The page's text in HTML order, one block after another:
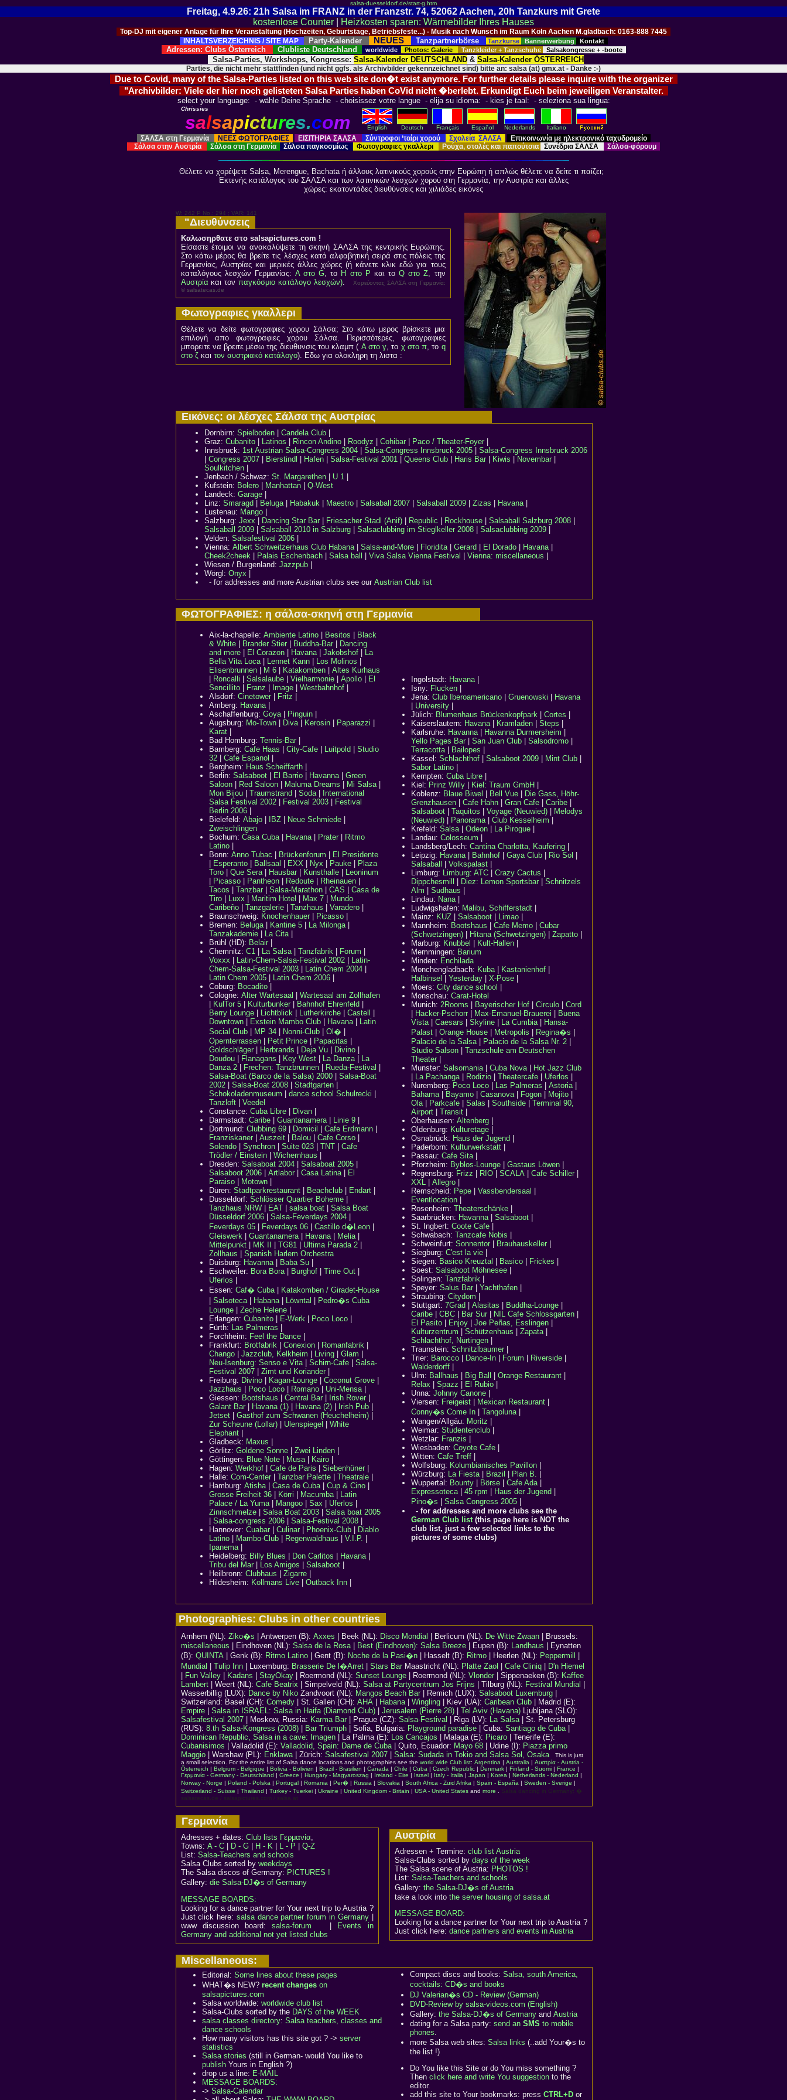
salsa-duesseldorf.de/start-g.htm
Freitag, 4.9.26: 21h Salsa im FRANZ in der Franzstr. 74, 52062 Aachen, 20h Tanzkurs mit Grete
kostenlose Counter
Heizkosten sparen: Wärmebilder Ihres Hauses
Top-DJ mit eigener Anlage für Ihre Veranstaltung (Hochzeiten, Geburtstage, Betriebsfeste...) - Musik nach Wunsch im Raum Köln Aachen M.gladbach: 0163-888 7445
INHALTSVERZEICHNIS / SITE MAP
Party-Kalender NEUES Tanzpartnerbörse Tanzkurse Bannerwerbung Kontakt
Adressen: Clubs Österreich Clubliste Deutschland worldwide Photos: Galerie Tanzkleider + Tanzschuhe Salsakongresse + -boote
Salsa-Parties, Workshops, Kongresse: Salsa-Kalender DEUTSCHLAND & Salsa-Kalender ÖSTERREICH
Parties, die nicht mehr stattfinden (und nicht ggfs. als Archivbilder gekennzeichnet sind) bitte an: salsa (at) gmx.at - Danke :-)
Due to Covid, many of the Salsa-Parties listed on this web site don�t exist anymore. For further details please inquire with the organizer
"Archivbilder: Viele der hier noch gelisteten Salsa Parties haben CoVid nicht �berlebt. Erkundigt Euch beim jeweiligen Veranstalter.
select your language: - wähle Deine Sprache - choisissez votre langue - elija su idioma: - kies je taal: - seleziona sua lingua:
Chrissies
salsapictures.com English Deutsch Français Español Nederlands Italiano
ΣΑΛΣΑ στη Γερμανία ΝΕΕΣ ΦΩΤΟΓΡΑΦΙΕΣ ΕΙΣΙΤΗΡΙΑ ΣΑΛΣΑ Σύντροφοι ‘ταίρι χορού Σχολεία ΣΑΛΣΑ
Επικοινωνία με ηλεκτρονικό ταχυδρομείο
Σάλσα στην Αυστρία
Σάλσα στη Γερμανία Σάλσα παγκοσμίως Φωτογραφιες γκαλλερι Ρούχα, στολές και παπούτσια Συνέδρια ΣΑΛΣΑ Σάλσα-φόρουμ
Θέλετε να χορέψετε Salsa, Merengue, Bachata ή άλλους λατινικούς χορούς στην Ευρώπη ή απλώς θέλετε να δείτε τι παίζει;
Εκτενής κατάλογος του ΣΑΛΣΑ και των λατινικών λεσχών χορού στη Γερμανία, την Αυστρία και άλλες
χώρες: εκατοντάδες διευθύνσεις και χιλιάδες εικόνες
W: 242 P No.: 294 ; VAR: 141
"Διευθύνσεις
Καλωσηρθατε στο salsapictures.com !
Είσαστε έτοιμοι να ανακαλύψετε τη σκηνή ΣΑΛΣΑ της κεντρικής Ευρώπης.
Στο κάτω μέρος θα βρείτε τις λέσχες κατά αλφαβητική σειρά στις πόλεις της
Γερμανίας, Αυστρίας και μερικές άλλες χώρες (ή κάνετε κλικ εδώ για τους
καταλόγους λεσχών Γερμανίας: Α στο G, το H στο P και τοQ στο Z, την
Αυστρία και τον παγκόσμιο κατάλογο λεσχών).Χορεύοντας ΣΑΛΣΑ στη Γερμανία:
© salsatecas.de
Φωτογραφιες γκαλλερι
Θέλετε να δείτε φωτογραφιες χορου Σάλσα; Στο κάτω μερος βρίσκετε μια
επιλογή απο φωτογραφιες χορου Σάλσα. Περισσότερες, φωτογραφιες
μπορειτε να βρειτε μέσω της διευθυνσις του κλαμπ ( Α στο γ, το χ στο π, το q
στο ζκαι τον αυστριακό κατάλογο). Εδω για ολοκληρη τη λιστα :
Εικόνες: οι λέσχες Σάλσα της Αυστρίας
Dornbirn: Spielboden| Candela Club|
Graz: Cubanito| Latinos Rincon Andino| Roodyz Cohibar| Paco / Theater-Foyer|
Innsbruck: 1st Austrian Salsa-Congress 2004| Salsa-Congress Innsbruck 2005| Salsa-Congress Innsbruck 2006
Congress 2007| Bierstindl Hafen| Salsa-Festival 2001| Queens Club| Haris Bar| Kiwis Novembar|
Soulkitchen|
Jenbach / Schwaz: St. Margarethen| U 1|
Kufstein: Bolero| Manhattan| Q-West
Landeck: Garage|
Linz: Smaragd Beluga| Habakuk| Maestro| Salsaball 2007| Salsaball 2009| Zizas Havana|
Lustenau: Mango|
Salzburg: Jexx| Dancing Star Bar| Friesacher Stadl (Anif)| Republic Rockhouse| Salsaball Salzburg 2008|
Salsaball 2009| Salsaball 2010 in Salzburg| Salsaclubbing im Stieglkeller 2008| Salsaclubbing 2009|
Velden: Salsafestival 2006|
Vienna: Albert Schweitzerhaus Club Habana| Salsa-and-More| Floridita| Gerard El Dorado| Havana|
Cheek2cheek| Palais Eschenbach| Salsa ball Viva Salsa Vienna Festival Vienna: miscellaneous
Wiesen / Burgenland: Jazzpub|
Wörgl: Onyx|
- for addresses and more Austrian clubs see our Austrian Club list
ΦΩΤΟΓΡΑΦΙΕΣ: η σάλσα-σκηνή στη Γερμανία
Aix-la-chapelle: Ambiente Latino| Besitos
Black
& White| Brander Stier| Buddha-Bar|
Dancing
and more| El Corazon| Havana| Jakobshof|
La
Bella Vita Loca| Lennet Kann| Los Molinos
Elisenbrunnen| M 6| Katakomben| Altes Kurhaus
Roncalli Salsalaube| Vielharmonie| Apollo|
El
Sencillito| Franz Image| Westbahnhof|
Alsdorf: Cinetower| Fritz
Amberg: Havana|
Aschaffenburg: Goya| Pinguin|
Augsburg: Mo-Town| Diva| Kerosin| Paparazzi
Karat|
Bad Homburg: Tennis-Bar|
Bamberg: Cafe Haas City-Cafe| Luitpold
Studio
32| Cafe Espanol
Bergheim: Haus Scheiffarth|
Berlin: Salsaboot| El Barrio| Havanna| Green
Saloon| Red Saloon| Maluma Dreams Mi Salsa|
Mon Bijou| Traumstrand Soda|
International
Salsa Festival 2002| Festival 2003|
Festival
Berlin 2006|
Bielefeld: Abajo| IBZ Neue Schmiede|
Zweischlingen
Bochum: Casa Cuba| Havana| Prater|
Ritmo
Latino|
Bonn: Anno Tubac Brückenforum
El Presidente
Esperanto| Ballsaal EXX| Nyx| Pauke|
Plaza
Toro| Que Sera| Hausbar| Kunsthalle|
Leoninum
Picasso| Pantheon| Redoute| Rheinauen|
Tacos
Tanzbar| Salsa-Marathon| CAS
Casa de
Tiro| Luxx| Maritim Hotel Max 7|
Mundo
Caribeño| Tanzgalerie| Tanzhaus Varadero|
Braunschweig: Knochenhauer| Picasso|
Bremen: Beluga| Kantine 5| La Milonga|
Tanzakademie| La Cita|
Brühl (HD): Belair|
Chemnitz: C1| La Salsa| Tanzfabrik| Forum
Voxxx| Latin-Chem-Salsa-Festival 2002|
Latin-
Chem-Salsa-Festival 2003| Latin Chem 2004|
Latin Chem 2005| Latin Chem 2006|
Coburg: Bocadito|
Cologne: Alter Wartesaal
Wartesaal am Zollhafen
KulTor 5| Kulturbunker| Bahnhof Ehrenfeld
Berry Lounge| Lichtblick| Lutherkirche| Castell
Downtown| Exstein Mambo Club| Havana|
Latin
Social Club| MP 34| Nonni-Club| Ol�|
Opernterrassen| Petit Prince| Papacitas
Goldschläger| Herbrands Deja Vu| Divino|
Doudou| Flanagans Key West| La Danza|
La
Danza 2| Frechen: Tanzbrunnen| Rueda-Festival
Salsa-Boat (Barco de la Salsa) 2000| Salsa-Boat
2002| Salsa-Boat 2008| Stadtgarten|
Schokoladenmuseum
dance school Schulrecki
Tanzloft| Veedel
Constance: Cuba Libre| Divan|
Darmstadt: Caribe| Guantanamera| Linie 9|
Dortmund: Clubbing 69| Domicil Cafe Erdmann|
Franziskaner| Auszeit| Balou| Cafe Corso|
Solendo| Synchron| Suite 023| TNT| Cafe
Trödler / Einstein| Wichernhaus
Dresden: Salsaboat 2004| Salsaboat 2005|
Salsaboot 2006| Artlabor| Casa Latina|
El
Paraiso| Motown|
Düren: Stadtparkrestaurant| Beachclub| Endart|
Dusseldorf: Schlösser Quartier Boheme|
Tanzhaus NRW| EAT| salsa boat| Salsa Boat
Düsseldorf 2006| Salsa-Feverdays 2004|
Feverdays 05| Feverdays 06| Castillo d�Leon|
Gleiswerk| Guantanamera| Havana| Melia|
Mittelpunkt| MK II TG81| Ultima Parada 2|
Zollhaus
Spanish Harlem Orchestra
Duisburg: Havanna| Baba Su|
Eschweiler: Bora Bora| Burghof| Time Out|
Uferlos
Essen: Caf� Cuba|
Katakomben / Giradet-House
Salsoteca| Habana| Löwntal
Pedro�s Cuba
Lounge| Zeche Helene|
Erlangen: Cubanito| E-Werk| Poco Loco|
Fürth: Las Palmeras
Forchheim: Feel the Dance|
Frankfurt: Brotfabrik| Conexion| Romanfabrik|
Chango| Jazzclub, Kelkheim Living| Glam
Neu-Isenburg: Senso e Vita| Schirn-Cafe| Salsa-
Festival 2007| Zimt und Koriander|
Freiburg: Divino| Kagan-Lounge| Coconut Grove|
Jazzhaus
Poco Loco| Romano| Uni-Mensa|
Giessen: Bootshaus Central Bar| Irish Rover|
Galant Bar| Havana (1)| Havana (2)| Irish Pub|
Jetset| Gasthof zum Schwanen (Heuchelheim)|
Zur Scheune (Lollar)| Ulenspiegel
White
Elephant|
Gladbeck: Maxus
Görlitz: Goldene Sonne| Zwei Linden|
Göttingen: Blue Note| Musa| Kairo|
Hagen: Werkhof| Cafe de Paris Siebenhüner|
Halle: Com-Center| Tanzbar Palette| Theatrale|
Hamburg: Atisha| Casa de Cuba| Cup & Cino|
Grosse Freiheit 36| Körri Macumba|
Latin
Palace / La Yuma| Mangoo| Sax| Uferlos
Zinnschmelze| Salsa Boat 2003| Salsa boat 2005
Salsa-congress 2006| Salsa-Festival 2008|
Hannover: Cuabar| Culinar| Phoenix-Club|
Diablo
Latino| Mambo-Club| Regenwaldhaus V.I.P.
Ipanema|
Heidelberg: Billy Blues Don Carlitos Havana|
Tribu del Mar| Los Amigos Salsaboot|
Heilbronn: Clubhaus Zigarre|
Hildesheim: Kollmans Live| Outback Inn|
Ingolstadt: Havana|
Isny: Flucken|
Jena: Club Iberoamericano| Gruenowski
Havana
University|
Jülich: Blumenhaus Brückenkopfpark| Cortes
Kaiserslautern: Havana| Kramladen| Steps
Karlsruhe: Havanna| Havanna Durmersheim
Yello Pages Bar| San Juan Club| Salsodromo|
Terracotta| Bailopes
Kassel: Schlachthof| Salsaboot 2009| Mint Club|
Sabor Latino|
Kempten: Cuba Libre|
Kiel: Prinz Willy| Kiel: Traum GmbH
Koblenz: Blaue Biwel Bell Vue|
Die Gass, Höhr-
Grenzhausen| Cafe Hahn| Gran Cafe| Caribe|
Salsaboot| Taquitos Voyage (Neuwied)|
Melodys
(Neuwied)| Panorama| Club Kesselheim
Krefeld: Salsa| Odeon| La Pirogue|
Landau: Colosseum
Landsberg/Lech: Cantina Charlotta, Kaufering|
Leipzig: Havana| Bahnhof| Gaya Club| Rio Sol
Salsaball
Volkspalast|
Limburg: Limburg: ATC| Crazy Cactus
Dippchesmill
Diez: Lemon Sportsbar| Schnitzels
Alm
Sudhaus
Lindau: Nana|
Ludwigshafen: Malibu, Schifferstadt|
Mainz: KUZ| Salsaboot| Limao|
Mannheim: Bootshaus Cafe Memo| Cubar
(Schwetzingen)| Hitana (Schwetzingen)| Zapatto|
Marburg: Knubbel Kult-Hallen|
Memmingen: Barium
Minden: Enchilada
Monchengladbach: Kuba| Kastanienhof|
Halbinsel
Yesterday| X-Pose|
Moers: City dance school
Monschau: Carat-Hotel
Munich: 2Rooms Bayerischer Hof| Circulo| Cord
Hacker-Pschorr| Max-Emanuel-Brauerei
Buena
Vista| Caesars Skyline| La Cumbia|
Hansa-
Palast| Orange House| Metropolis Regina�s
Palacio de la Salsa| Palacio de la Salsa Nr. 2|
Studio Salson| Tanzschule am Deutschen
Theater|
Munster: Salsomania| Cuba Nova|
Hot Jazz Club
La Pachanga| Rodizio| Theatercafe| Uferlos
Nuremberg: Poco Loco| Las Palmeras Astoria|
Bahama| Bayamo| Casanova| Fogon| Mojito|
Ola| Parkcafe| Salas Southside| Terminal 90,
Airport| Transit|
Oberhausen: Altenberg|
Oldenburg: Kulturetage|
Osnabrück: Haus der Jugend
Paderborn: Kulturwerkstatt|
Passau: Cafe Sita|
Pforzheim: Byblos-Lounge| Gastaus Löwen|
Regensburg: Frizz RIO| SCALA| Cafe Schiller|
XXL| Allegro|
Remscheid: Pepe| Vassbendersaal
Eventlocation|
Rosenheim: Theaterschänke|
Saarbrücken: Havanna| Salsaboot|
St. Ingbert: Coote Cafe|
Schwabach: Tanzcafe Nobis
Schweinfurt: Sonnentor| Brauhauskeller|
Siegburg: C'est la vie|
Siegen: Basico Kreuztal Basico| Frickes
Soest: Salsaboot Möhnesee|
Solingen: Tanzfabrik|
Speyer: Salus Bar| Yachthafen|
Straubing: Citydom
Stuttgart: 7Grad Alasitas Buddha-Lounge|
Caribe| CBC| Bar Sur| NIL Cafe Schlossgarten|
El Pasito| Enjoy| Joe Peñas, Esslingen|
Kulturzentrum
Schützenhaus Zapata|
Schlachthof, Nürtingen|
Traunstein: Schnitzlbaumer|
Trier: Barocco| Dance-In| Forum Riverside|
Walderdorff|
Ulm: Ballhaus Big Ball Orange Restaurant|
Relax| Spazz El Rubio|
Unna: Johnny Canone|
Viersen: Freigeist| Mexican Restaurant|
Conny�s Come In| Tangoluna|
Wangen/Allgäu: Moritz
Weimar: Studentenclub|
Wetzlar: Franzis
Wiesbaden: Coyote Cafe|
Witten: Cafe Treff|
Wolfsburg: Kolumbianisches Pavillon|
Würzburg: La Fiesta| Brazil Plan B.
Wuppertal: Bounty| Börse| Cafe Ada|
Expressoteca| 45 rpm Haus der Jugend
Pino�s
Salsa Congress 2005|
- for addresses and more clubs see the
German Club list(this page here is NOT the
club list, just a few selected links to the
pictures of some clubs)
Photographies: Clubs in other countries
Arnhem (NL): Ziko�s | Antwerpen (B): Axxes | Beek (NL): Disco Mondial | Berlicum (NL): De Witte Zwaan| Brussels:
miscellaneous | Eindhoven (NL): Salsa de la Rosa| Best (Eindhoven): Salsa Breeze| Eupen (B): Landhaus | Eynatten
(B): QUINTA| Genk (B): Ritmo Latino| Gent (B): Noche de la Pasi�n| Hasselt (B): Ritmo| Heerlen (NL): Peppermill
Mundial
Tulip Inn| Luxemburg: Brasserie De l�Arret| Stars BarMaastricht (NL): Platte Zaol Cafe Cliniq|
D'n Hiemel
Fun Valley| Kadans StayOkay| Roermond (NL): Sunset Lounge| Roermond (NL): Vlonder| Sippenaeken (B): Kaffee
Lambert| Weert (NL): Cafe Beatrix| Simpelveld (NL): Salsa at Partycentrum Jos Frijns | Tilburg (NL): Festival Mundial
Wasserbillig (LUX): Dance by NikoZandvoort (NL): Mangos Beach Bar| Remich (LUX): Salsaboot Luxemburg|
Switzerland: Basel (CH): Comedy| St. Gallen (CH): AHA| Habana| Wingling| Kiev (UA): Caribean Club| Madrid (E):
Empire| Salsa in ISRAEL: Salsa in Haifa (Diamond Club)| Jerusalem (Pierre 28)| Tel Aviv (Havana) Ljubljana (SLO):
Salsafestival 2007| Moskow, Russia: Karma Bar| Prague (CZ): Salsa-Festival | Riga (LV): La Salsa| St. Petersburg
(RUS): 8.th Salsa-Kongress (2008)| Bar Triumph| Sofia, Bulgaria: Playground paradise| Cuba: Santiago de Cuba|
Dominican Republic, Salsa in a cave: Imagen| La Palma (E): Los Cancajos | Malaga (E): Picaro| Tenerife (E):
Cubanisimos | Valladolid (E): Valladolid, Spain: Dame de Cuba| Quito, Ecuador: Mayo 68| Udine (I): Piazza primo
Maggio| Warshaw (PL): Enklawa| Zürich: Salsafestival 2007| Salsa: Sudada in Tokio and Salsa Sol, Osaka
This is just
a small selection. For the entire list of Salsa dance locations and photographies see the world wide Club list: Argentina | Australia | Αυστρία - Austria -
Österreich | Belgium - Belgique | Bolivia - Bolivien | Brazil - Brasilien | Canada | Chile | Cuba | Czech Republic| Denmark| Finland - Suomi| France |
Γερμανία - Germany - Deutschland | Greece | Hungary - Magyaroszag | Ireland - Eire | Israel| Italy - Italia | Japan | Korea | Netherlands - Nederland |
Norway - Norge | Poland - Polska | Portugal| Romania | Per�| Russia | Slovakia | South Africa - Zuid Afrika | Spain - España | Sweden - Sverige |
Switzerland - Suisse | Thailand | Turkey - Tuerkei| Ukraine | United Kingdom - Britain | USA - United Statesand more
Salsa dancing in Germany: �
salsatecas.de / salsapictures.com / salsa.at
Γερμανία
Adresses + dates: Club lists Γερμανία,
Towns: A - C| D - G| H - K| L - P
Q-Z
List: Salsa-Teachers and schools
Salsa Clubs sorted by weekdays
The Salsa discos of Germany: PICTURES !
Gallery: die Salsa-DJ�s of Germany
MESSAGE BOARDS:
Looking for a dance partner for Your next trip to Austria ?
Just click here: salsa dance partner forum in Germany|
www discussion board:salsa-forum
Events in
Germany and additional not yet listed clubs
Αυστρία
Adressen + Termine: club list Austria
Salsa-Clubs sorted by days of the week
The Salsa scene of Austria: PHOTOS !
List: Salsa-Teachers and schools
Gallery: the Salsa-DJ�s of Austria
take a look into the server housing of salsa.at
MESSAGE BOARD:
Looking for a dance partner for Your next trip to Austria ?
Just click here: dance partners and events in Austria
Miscellaneous:
Editorial: Some lines about these pages
WHAT�s NEW? recent changeson
salsapictures.com
Salsa worldwide: worldwide club list
Salsa-Clubs sorted by the DAYS of the WEEK
salsa classes directory: Salsa teachers, classes and
dance schools
How many visitors has this site got ? -> server
statistics
Salsa stories (still in German- would You like to
publishYours in English ?)
drop us a line: E-MAIL
MESSAGE BOARDS:
-> Salsa-Calendar
Compact discs and books: Salsa, south America,
cocktails: CD�s and books
DJ Valerian�s CD - Review (German)
DVD-Review by salsa-videos.com (English)
Gallery: the Salsa-DJ�s of Germanyand Austria
dating for a Salsa party: send an SMS to mobile
phones.
more Salsa web sites: Salsa links (..add Your�s to
the list !)
Do You like this Site or do You miss something ?
Then click here and write You suggestionto the
editor.
add this site to Your bookmarks: press CTRL+Dor